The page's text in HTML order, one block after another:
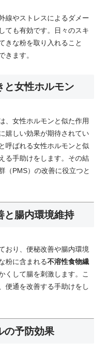
線やストレスによるダメー
ても有効です。日々のスキ
きな粉を取り入れること
きます。
と女性ホルモン
、女性ホルモンと似た作用
嬉しい効果が期待されてい
呼ばれる女性ホルモンと似
る手助けをします。その結
（PMS）の改善に役立つと
と腸内環境維持
おり、便秘改善や腸内環境
粉に含まれる不溶性食物繊
くして腸を刺激します。こ
便通を改善する手助けをし
の予防効果